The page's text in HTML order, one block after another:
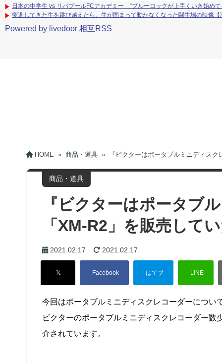
日本の中学生 vs リバプールFCアカデミー “ブルーロックが上手くいき始め
突進してきた牛を跳び越えたら、牛が固まって動かなくなった闘牛場の映像【
Powered by livedoor 相互RSS
HOME » 商品・道具 » 『ビクターはポータブルミニディス
商品・道具
『ビクターはポータブ
「XM-R2」を販売して
2021.02.17 2021.02.17
今回はポータブルミニディスクレコーダーについ
ビクターのポータブルミニディスクレコーダー
介されています。